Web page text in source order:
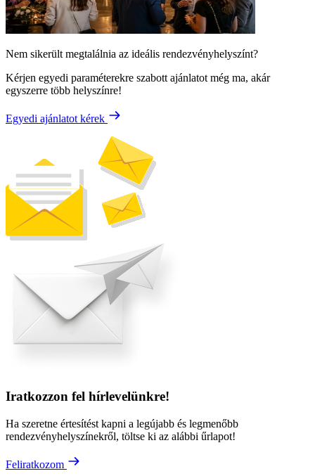
Nem sikerült megtalálnia az ideális rendezvényhelyszínt?
Kérjen egyedi paraméterekre szabott ajánlatot még ma, akár
egyszerre több helyszínre!
Egyedi ajánlatot kérek
Iratkozzon fel hírlevelünkre!
Ha szeretne értesítést kapni a legújabb és legmenőbb
rendezvényhelyszínekről, töltse ki az alábbi űrlapot!
Feliratkozom